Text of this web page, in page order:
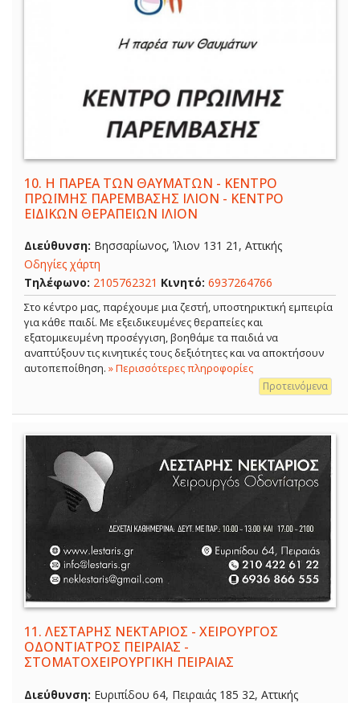
10. Η ΠΑΡΕΑ ΤΩΝ ΘΑΥΜΑΤΩΝ - ΚΕΝΤΡΟ
ΠΡΩΪΜΗΣ ΠΑΡΕΜΒΑΣΗΣ ΙΛΙΟΝ - ΚΕΝΤΡΟ
ΕΙΔΙΚΩΝ ΘΕΡΑΠΕΙΩΝ ΙΛΙΟΝ
Διεύθυνση: Βησσαρίωνος, Ίλιον 131 21, Αττικής
Οδηγίες χάρτη
Τηλέφωνο: 2105762321 Κινητό: 6937264766
Στο κέντρο μας, παρέχουμε μια ζεστή, υποστηρικτική εμπειρία
για κάθε παιδί. Με εξειδικευμένες θεραπείες και
εξατομικευμένη προσέγγιση, βοηθάμε τα παιδιά να
αναπτύξουν τις κινητικές τους δεξιότητες και να αποκτήσουν
αυτοπεποίθηση. » Περισσότερες πληροφορίες
Προτεινόμενα
11. ΛΕΣΤΑΡΗΣ ΝΕΚΤΑΡΙΟΣ - ΧΕΙΡΟΥΡΓΟΣ
ΟΔΟΝΤΙΑΤΡΟΣ ΠΕΙΡΑΙΑΣ -
ΣΤΟΜΑΤΟΧΕΙΡΟΥΡΓΙΚΗ ΠΕΙΡΑΙΑΣ
Διεύθυνση: Ευριπίδου 64, Πειραιάς 185 32, Αττικής